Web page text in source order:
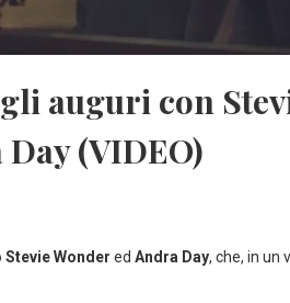
auguri con
(VIDEO)
Stevie Wonder ed Andra Day, che, in un